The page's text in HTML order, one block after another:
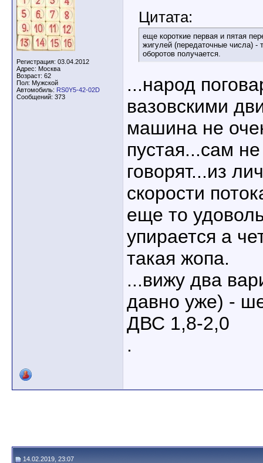
Регистрация: 03.04.2012
Адрес: Москва
Возраст: 62
Пол: Мужской
Автомобиль: RS0Y5-42-02D
Сообщений: 373
Цитата:
еще короткие первая и пятая
жигулей (передаточные числа)
оборотов получается.
...народ
вазовскими
машина не
пустая...сам
говорят...из
скорости
еще то
упирается а
такая жопа.
...вижу два
давно уже) -
ДВС 1,8-2,0
.
14.02.2019, 23:07